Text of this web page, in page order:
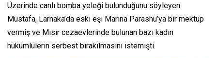
Üzerinde canlı bomba yeleği bulunduğunu söyleyen
Mustafa, Larnaka’da eski eşi Marina Parashu’ya bir mektup
vermiş ve Mısır cezaevlerinde bulunan bazı kadın
hükümlülerin serbest bırakılmasını istemişti.